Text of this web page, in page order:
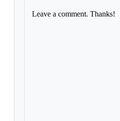
Leave a comment. Thanks!